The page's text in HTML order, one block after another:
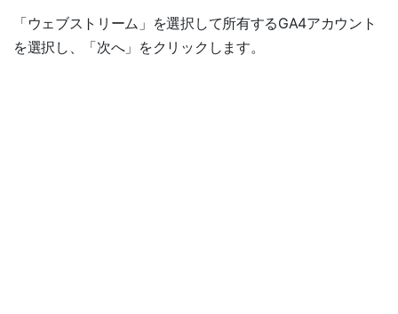
「ウェブストリーム」を選択して所有するGA4アカウント
を選択し、「次へ」をクリックします。